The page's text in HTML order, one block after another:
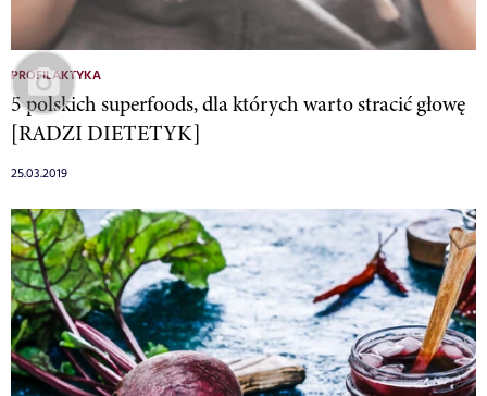
PROFILAKTYKA
5 polskich superfoods, dla których warto stracić głowę
[RADZI DIETETYK]
25.03.2019